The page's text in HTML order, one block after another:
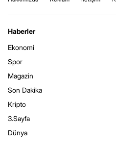
Haberler
Ekonomi
Spor
Magazin
Son Dakika
Kripto
3.Sayfa
Dünya